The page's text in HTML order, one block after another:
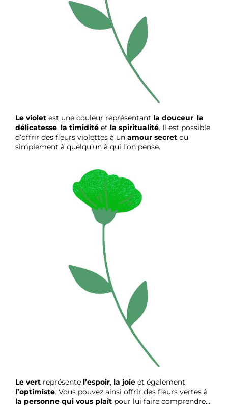
Le violet est une couleur représentant la douceur, la
délicatesse, la timidité et la spiritualité. Il est possible
d’offrir des fleurs violettes à un amour secret ou
simplement à quelqu’un à qui l’on pense.
Le vert représente l’espoir, la joie et également
l’optimiste. Vous pouvez ainsi offrir des fleurs vertes à
la personne qui vous plaît pour lui faire comprendre…